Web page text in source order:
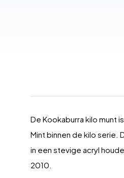
De Kookaburra kilo munt
Mint binnen de kilo serie.
in een stevige acryl
2010.